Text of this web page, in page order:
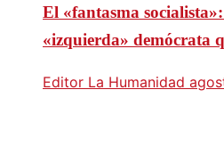
El «fantasma
«izquierda» demócrata
Editor La Humanidad